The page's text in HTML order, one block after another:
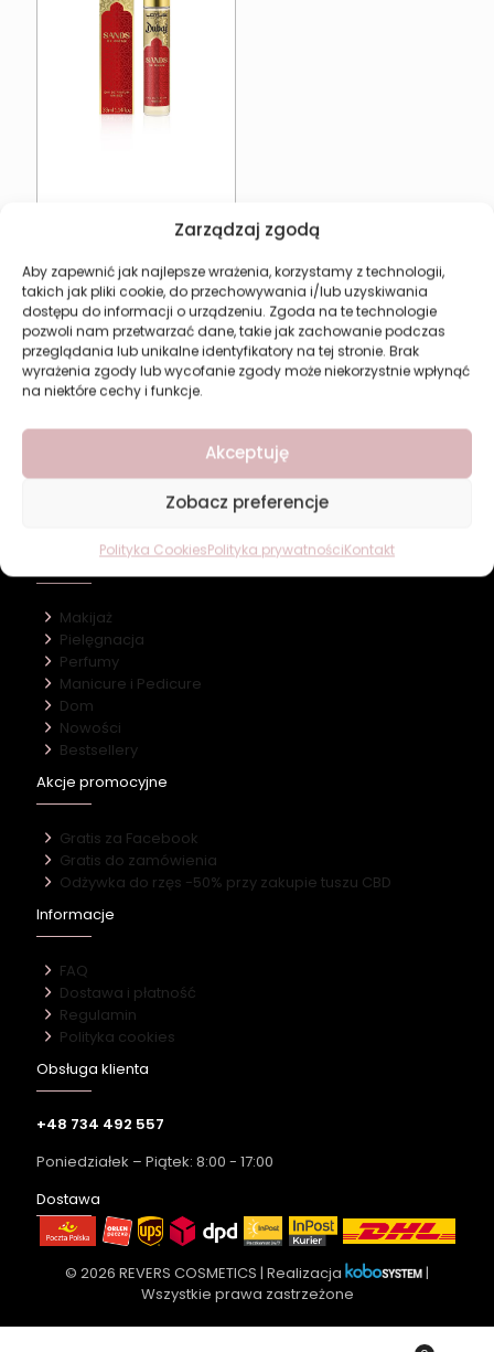
Zarządzaj zgodą
Aby zapewnić jak najlepsze wrażenia, korzystamy z technologii,
takich jak pliki cookie, do przechowywania i/lub uzyskiwania
dostępu do informacji o urządzeniu. Zgoda na te technologie
pozwoli nam przetwarzać dane, takie jak zachowanie podczas
przeglądania lub unikalne identyfikatory na tej stronie. Brak
wyrażenia zgody lub wycofanie zgody może niekorzystnie wpłynąć
na niektóre cechy i funkcje.
Akceptuję
Zobacz preferencje
Polityka CookiesPolityka prywatnościKontakt
uniseks LOTUS Sands of
15,77zł
Dodaj do koszyka
Revers Cosmetics
O firmie
Kategorie
Makijaż
Pielęgnacja
Perfumy
Manicure i Pedicure
Dom
Nowości
Bestsellery
Akcje promocyjne
Gratis za Facebook
Gratis do zamówienia
Odżywka do rzęs -50% przy zakupie tuszu CBD
Informacje
FAQ
Dostawa i płatność
Regulamin
Polityka cookies
Obsługa klienta
+48 734 492 557
Poniedziałek – Piątek: 8:00 - 17:00
Dostawa
© 2026 REVERS COSMETICS | Realizacja
|
Wszystkie prawa zastrzeżone